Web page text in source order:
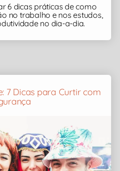
6 dicas práticas de como
no trabalho e nos estudos,
no dia-a-dia.
7 Dicas para Curtir com